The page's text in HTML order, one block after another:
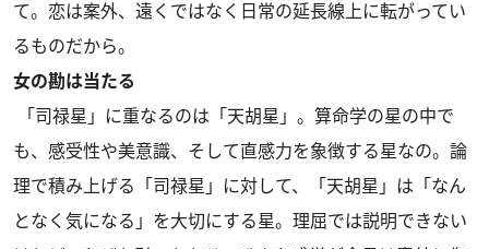
て。恋は案外、遠くではなく日常の延長線上に転がってい
るものだから。
女の勘は当たる
「司禄星」に重なるのは「天胡星」。算命学の星の中で
も、感受性や美意識、そして直感力を象徴する星なの。論
理で積み上げる「司禄星」に対して、「天胡星」は「なん
となく気になる」を大切にする星。理屈では説明できない